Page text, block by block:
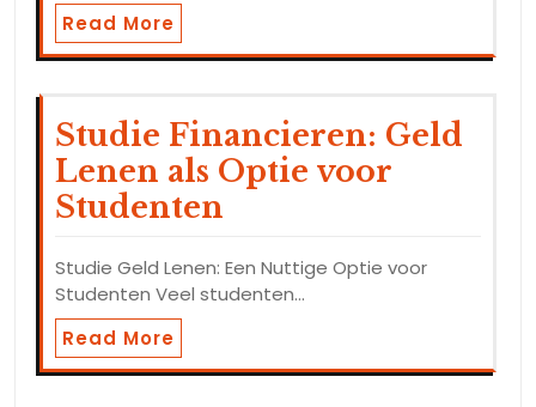
Read More
Studie Financieren: Geld
Lenen als Optie voor
Studenten
Studie Geld Lenen: Een Nuttige Optie voor
Studenten Veel studenten…
Read More